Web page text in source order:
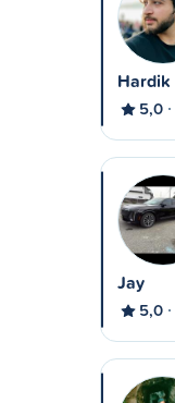
Hardik
5,0
Jay
5,0